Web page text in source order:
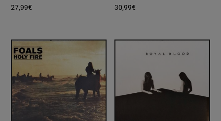
27,99€ 30,99€